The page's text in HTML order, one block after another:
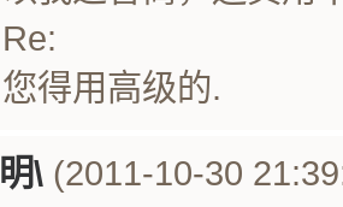
Re:
您得用高级的.
明\ (2011-10-30